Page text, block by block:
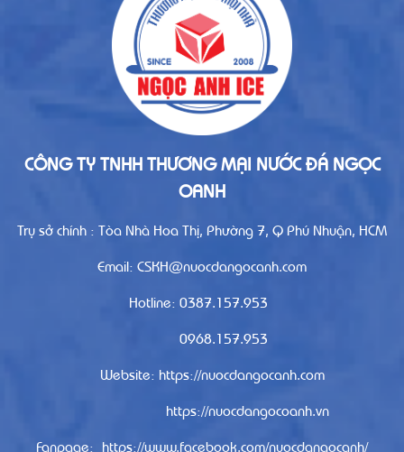
CÔNG TY TNHH THƯƠNG MẠI NƯỚC ĐÁ NGỌC
OANH
Trụ sở chính : Tòa Nhà Hoa Thị, Phường 7, Q Phú Nhuận, HCM
Email: CSKH@nuocdangocanh.com
Hotline: 0387.157.953
0968.157.953
Website: https://nuocdangocanh.com
https://nuocdangocoanh.vn
Fanpage: https://www.facebook.com/nuocdangocanh/